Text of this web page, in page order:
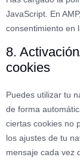
JavaScript. En
consentimiento en
8.
cookies
Puedes utilizar tu
de forma
ciertas cookies no
los ajustes de tu
mensaje cada vez